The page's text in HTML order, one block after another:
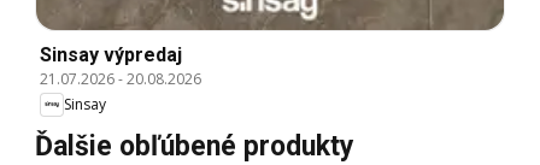
Sinsay výpredaj
21.07.2026-20.08.2026
Sinsay
Ďalšie obľúbené produkty